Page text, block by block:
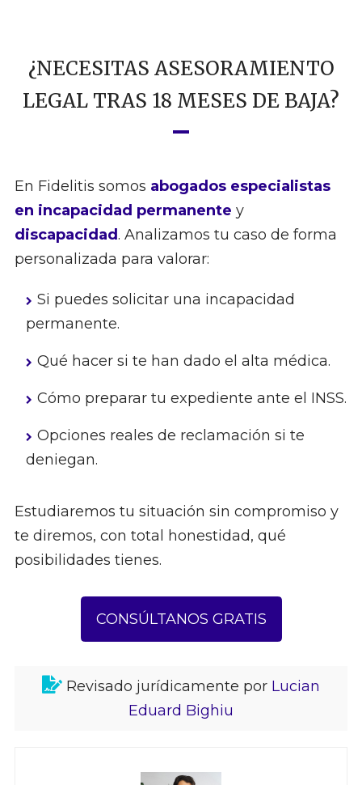
¿NECESITAS ASESORAMIENTO
LEGAL TRAS 18 MESES DE BAJA?
En Fidelitis somos abogados especialistas
en incapacidad permanente y
discapacidad. Analizamos tu caso de forma
personalizada para valorar:
Si puedes solicitar una incapacidad
permanente.
Qué hacer si te han dado el alta médica.
Cómo preparar tu expediente ante el INSS.
Opciones reales de reclamación si te
deniegan.
Estudiaremos tu situación sin compromiso y
te diremos, con total honestidad, qué
posibilidades tienes.
CONSÚLTANOS GRATIS
Revisado jurídicamente por Lucian
Eduard Bighiu